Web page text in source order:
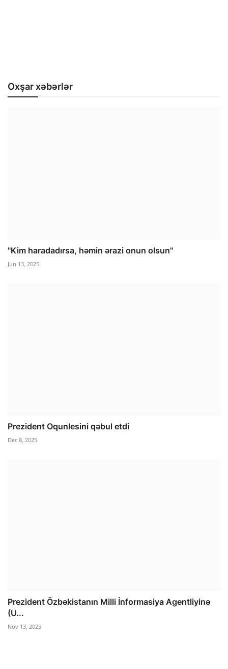
Oxşar xəbərlər
"Kim haradadırsa, həmin ərazi onun olsun"
Jun 13, 2025
Prezident Oqunlesini qəbul etdi
Dec 8, 2025
Prezident Özbəkistanın Milli İnformasiya Agentliyinə
(U...
Nov 13, 2025